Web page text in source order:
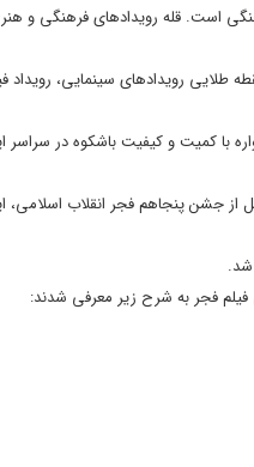
است. قله رویدادهای فرهنگی و
از ابتدای سال تا امروز ۲۲ بهمن، سپری کرد. امروز در نقطه طلایی رویدادهای
با کمیت و کیفیت باشکوه در سراسر
از جشن پنجاهم فجر انقلاب اسلامی،
شد.
فیلم فجر به شرح زیر معرفی شدند: